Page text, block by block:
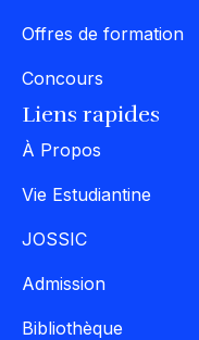
Offres de formation
Concours
Liens rapides
À Propos
Vie Estudiantine
JOSSIC
Admission
Bibliothèque